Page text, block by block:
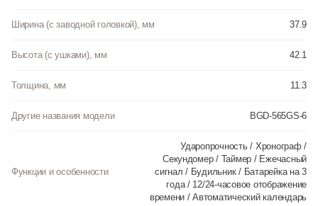
Ширина (с заводной головкой), мм 37.9
Высота (с ушками), мм 42.1
Толщина, мм 11.3
Другие названия модели BGD-565GS-6
Функции и особенности
Ударопрочность / Хронограф /
Секундомер / Таймер / Ежечасный
сигнал / Будильник / Батарейка на 3
года / 12/24-часовое отображение
времени / Автоматический календарь